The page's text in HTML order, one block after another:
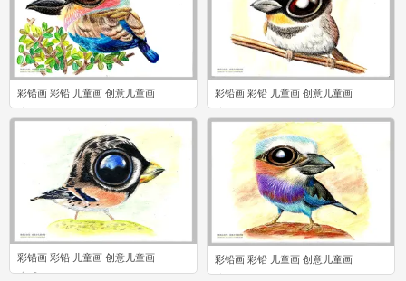
彩铅画 彩铅 儿童画 创意儿童画
0
彩铅画 彩铅 儿童画 创意儿童画
0
彩铅画 彩铅 儿童画 创意儿童画
0
彩铅画 彩铅 儿童画 创意儿童画
0